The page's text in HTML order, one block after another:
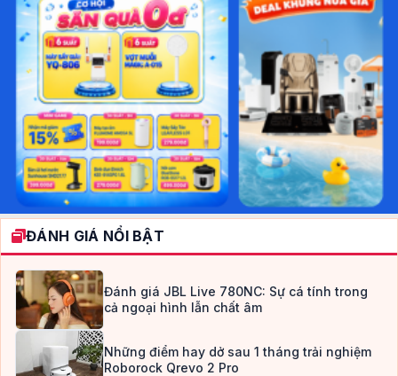
ĐÁNH GIÁ NỔI BẬT
Đánh giá JBL Live 780NC: Sự cá tính trong
cả ngoại hình lẫn chất âm
Những điểm hay dở sau 1 tháng trải nghiệm
Roborock Qrevo 2 Pro